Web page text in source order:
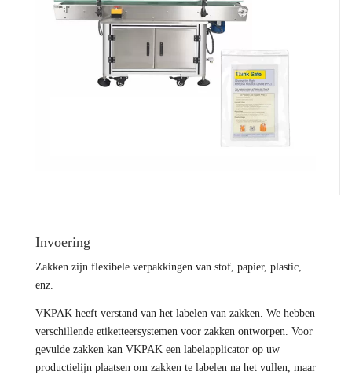
Invoering
Zakken zijn flexibele verpakkingen van stof, papier, plastic,
enz.
VKPAK heeft verstand van het labelen van zakken. We hebben
verschillende etiketteersystemen voor zakken ontworpen. Voor
gevulde zakken kan VKPAK een labelapplicator op uw
productielijn plaatsen om zakken te labelen na het vullen, maar